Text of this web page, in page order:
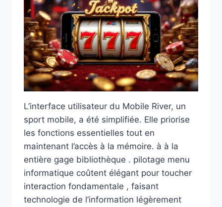
L’interface utilisateur du Mobile River, un
sport mobile, a été simplifiée. Elle priorise
les fonctions essentielles tout en
maintenant l’accès à la mémoire. à à la
entière gage bibliothèque . pilotage menu
informatique coûtent élégant pour toucher
interaction fondamentale , faisant
technologie de l’information légèrement